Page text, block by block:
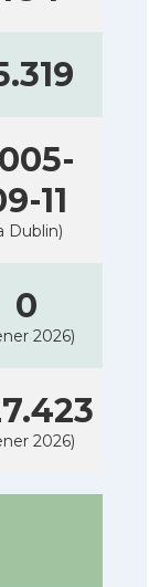
11
Dublin)
0
2026)
2026)